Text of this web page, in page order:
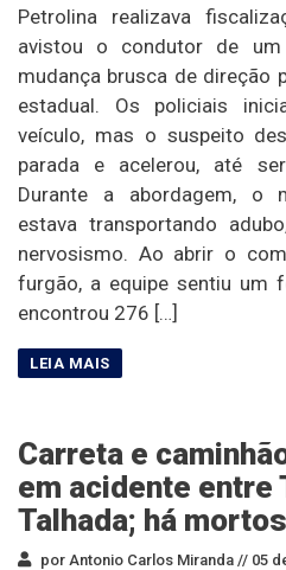
Petrolina realizava
avistou o condutor de
mudança brusca de direção
estadual. Os policiais
veículo, mas o suspeito
parada e acelerou, até
Durante a abordagem, o
estava transportando
nervosismo. Ao abrir o
furgão, a equipe sentiu um
encontrou 276 […]
Carreta e
em acidente entre
Talhada; há mortos
por Antonio Carlos Miranda // 05